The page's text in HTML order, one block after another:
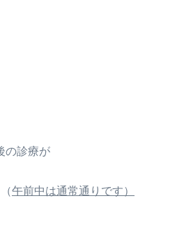
の診療が
午前中は通常通りです）